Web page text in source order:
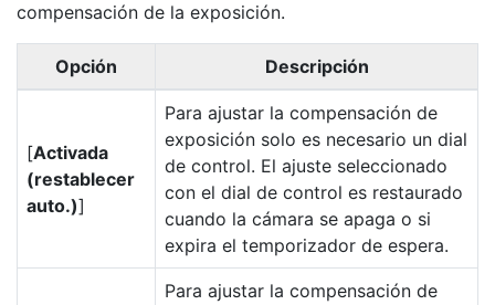
compensación de la exposición.
Opción Descripción
[Activada
(restablecer
auto.)]
Para ajustar la compensación de
exposición solo es necesario un dial
de control. El ajuste seleccionado
con el dial de control es restaurado
cuando la cámara se apaga o si
expira el temporizador de espera.
Para ajustar la compensación de